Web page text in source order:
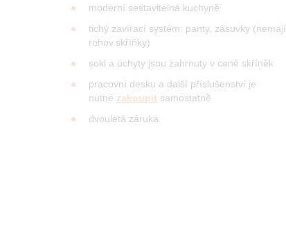
moderní sestavitelná kuchyně
tichý zavírací systém: panty, zásuvky (nemají
rohov.skříňky)
sokl a úchyty jsou zahrnuty v ceně skříněk
pracovní desku a další příslušenství je
nutné zakoupit samostatně
dvouletá záruka